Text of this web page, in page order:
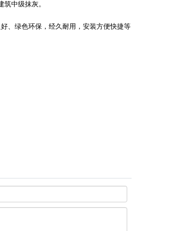
中级抹灰。
、绿色环保，经久耐用，安装方便快捷等